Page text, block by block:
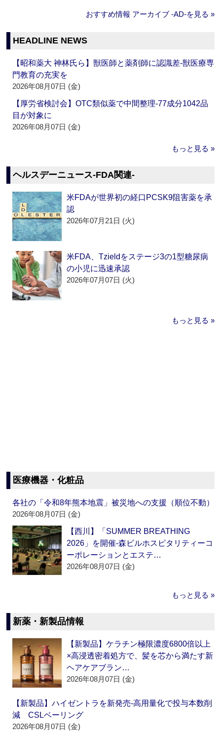
おすすめ情報 アーカイブ ‐AD‐を見る »
HEADLINE NEWS
【昭和薬大 神林氏ら】獣医師と薬剤師に認識差‐獣医療専
門教育の充実を
2026年08月07日 (金)
【厚労省検討会】OTC類似薬で中間整理‐77成分1042品
目が対象に
2026年08月07日 (金)
もっと見る »
ヘルスデーニュース‐FDA関連‐
米FDAが世界初の経口PCSK9阻害薬を承
認
2026年07月21日 (火)
米FDA、Tzieldをステージ3の1型糖尿病
の小児に迅速承認
2026年07月07日 (火)
もっと見る »
医療機器・化粧品
各社の「令和8年熊本地震」被災地への支援（順位不動）
2026年08月07日 (金)
【西川】「SUMMER BREATHING
2026」を開催‐森ビルホスピタリティーコ
ーポレーションとエステ…
2026年08月07日 (金)
もっと見る »
新薬・新製品情報
【新製品】ケラチン極限濃度6800倍以上
×高浸透密着処方で、髪を芯から満たす新
ヘアケアブラン…
2026年08月07日 (金)
【新製品】ハイゼントラを新発売‐高用量化で投与本数削
減 CSLベーリング
2026年08月07日 (金)